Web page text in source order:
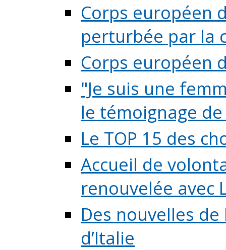
Corps européen
perturbée par la
Corps européen
"Je suis une
le témoignage de
Le TOP 15 des
Accueil de
renouvelée avec
Des nouvelles
d’Italie